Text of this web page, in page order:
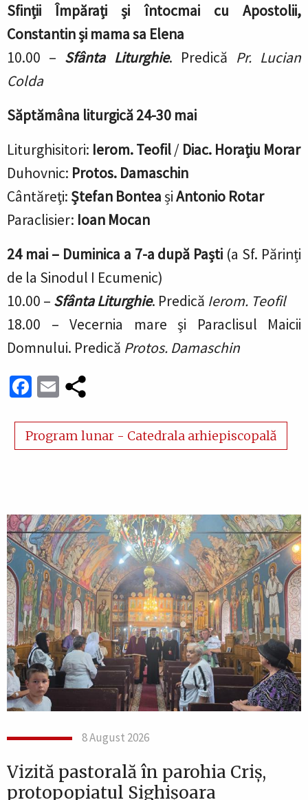
Sfinții Împărați și întocmai cu Apostolii,
Constantin și mama sa Elena
10.00 – Sfânta Liturghie. Predică Pr. Lucian
Colda
Săptămâna liturgică 24-30 mai
Liturghisitori: Ierom. Teofil/ Diac. Horațiu Morar
Duhovnic: Protos. Damaschin
Cântăreţi: Ștefan BonteașiAntonio Rotar
Paraclisier: Ioan Mocan
24 mai – Duminica a 7-a după Paști (a Sf. Părinți
de la Sinodul I Ecumenic)
10.00 – Sfânta Liturghie. Predică Ierom. Teofil
18.00 – Vecernia mare şi Paraclisul Maicii
Domnului. Predică Protos. Damaschin
Facebook
Email
Program lunar - Catedrala arhiepiscopală
8 August 2026
Vizită pastorală în parohia Criș,
protopopiatul Sighișoara